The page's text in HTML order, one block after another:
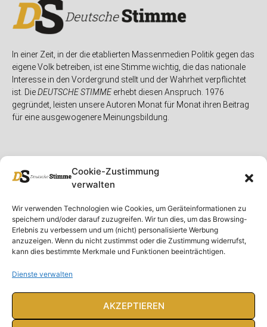
Cookie-Zustimmung
verwalten
Wir verwenden Technologien wie Cookies, um Geräteinformationen zu
speichern und/oder darauf zuzugreifen. Wir tun dies, um das Browsing-
Erlebnis zu verbessern und um (nicht) personalisierte Werbung
anzuzeigen. Wenn du nicht zustimmst oder die Zustimmung widerrufst,
kann dies bestimmte Merkmale und Funktionen beeinträchtigen.
Dienste verwalten
AKZEPTIEREN
In einer Zeit, in der die etablierten Massenmedien Politik gegen das
eigene Volk betreiben, ist eine Stimme wichtig, die das nationale
Interesse in den Vordergrund stellt und der Wahrheit verpflichtet
ist. DieDEUTSCHE STIMMEerhebt diesen Anspruch. 1976
gegründet, leisten unsere Autoren Monat für Monat ihren Beitrag
für eine ausgewogenere Meinungsbildung.
Unser Magazin
Spenden
Ausgaben
Abonnieren
Rubriken
Deutschland
Ausland
Feuilleton
Rechtliches
Rechtliche Hinweise
Impressum
Datenschutzerklärung